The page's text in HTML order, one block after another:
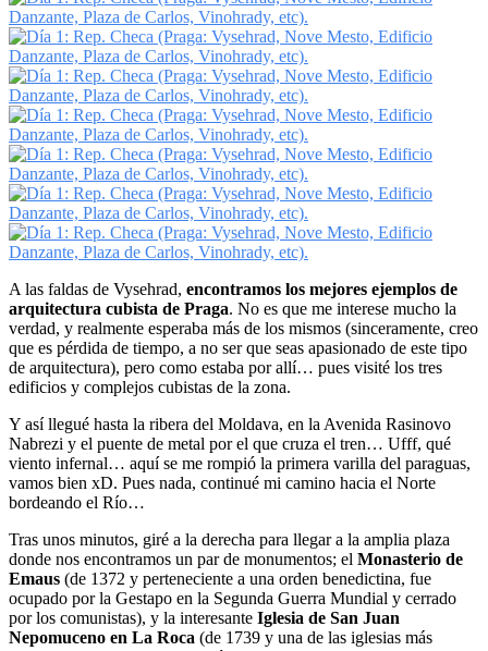
A las faldas de Vysehrad, encontramos los mejores ejemplos de
arquitectura cubista de Praga. No es que me interese mucho la
verdad, y realmente esperaba más de los mismos (sinceramente, creo
que es pérdida de tiempo, a no ser que seas apasionado de este tipo
de arquitectura), pero como estaba por allí… pues visité los tres
edificios y complejos cubistas de la zona.
Y así llegué hasta la ribera del Moldava, en la Avenida Rasinovo
Nabrezi y el puente de metal por el que cruza el tren… Ufff, qué
viento infernal… aquí se me rompió la primera varilla del paraguas,
vamos bien xD. Pues nada, continué mi camino hacia el Norte
bordeando el Río…
Tras unos minutos, giré a la derecha para llegar a la amplia plaza
donde nos encontramos un par de monumentos; el Monasterio de
Emaus (de 1372 y perteneciente a una orden benedictina, fue
ocupado por la Gestapo en la Segunda Guerra Mundial y cerrado
por los comunistas), y la interesante Iglesia de San Juan
Nepomuceno en La Roca (de 1739 y una de las iglesias más